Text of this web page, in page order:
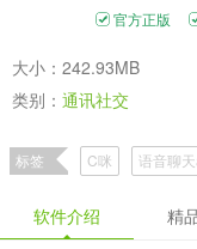
官方正版
大小：242.93MB
类别： 通讯社交
标签 C咪 语音聊
软件介绍 精